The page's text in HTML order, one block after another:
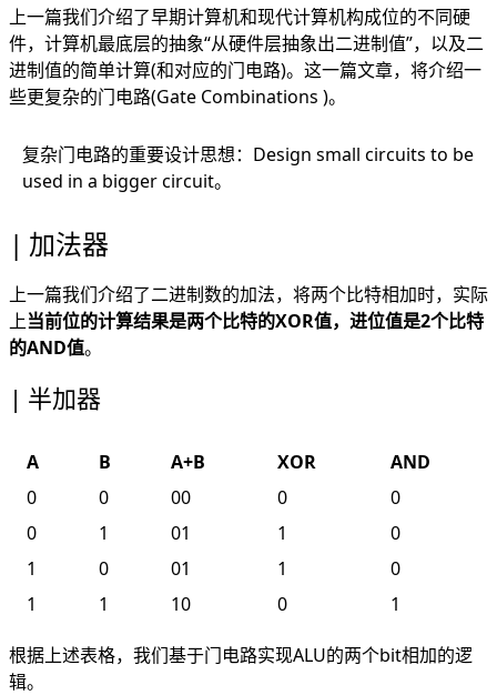
超前进位加法器
Enabler(开关)
Decoder(解码器)
Encoder(解码器)
参考资料
上一篇我们介绍了早期计算机和现代计算机构成位的不同硬
件，计算机最底层的抽象“从硬件层抽象出二进制值”，以及二
进制值的简单计算(和对应的门电路)。这一篇文章，将介绍一
些更复杂的门电路(Gate Combinations )。
复杂门电路的重要设计思想：Design small circuits to be
used in a bigger circuit。
加法器
上一篇我们介绍了二进制数的加法，将两个比特相加时，实际
上当前位的计算结果是两个比特的XOR值，进位值是2个比特
的AND值。
半加器
A B A+B XOR
AND
0
0 00 0
0
0
1 01 1
0
1
0 01 1
0
1
1 10 0 1
根据上述表格，我们基于门电路实现ALU的两个bit相加的逻
辑。